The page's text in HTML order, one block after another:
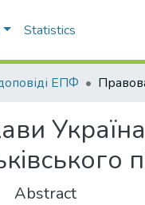
Statistics
ЕПФ
Abstract